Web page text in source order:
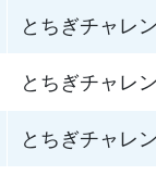
とちぎチャレ
とちぎチャレ
とちぎチャレ